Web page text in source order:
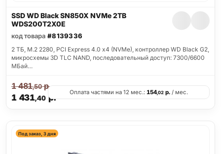
SSD WD Black SN850X NVMe 2TB
WDS200T2X0E
код товара #8139336
2 ТБ, M.2 2280, PCI Express 4.0 x4 (NVMe), контроллер WD Black G2,
микросхемы 3D TLC NAND, последовательный доступ: 7300/6600
МБай…
1 431,40 р.
1 481,50р.
Оплата частями на 12 мес.: 154,02р./ мес.
Под заказ, 3 дня